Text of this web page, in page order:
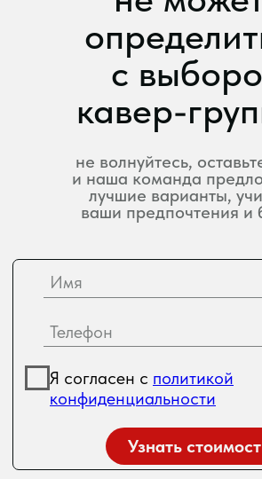
хотите, чтобы ваше событие запомнилось
яркой музыкой и незабываемыми
эмоциями?
имы предложим идеальное решение:
музыкальных номеров.
остались вопросы?
мы здесь, чтобы
помочь!
Я согласен сполитикой
конфиденциальности
связаться с нами